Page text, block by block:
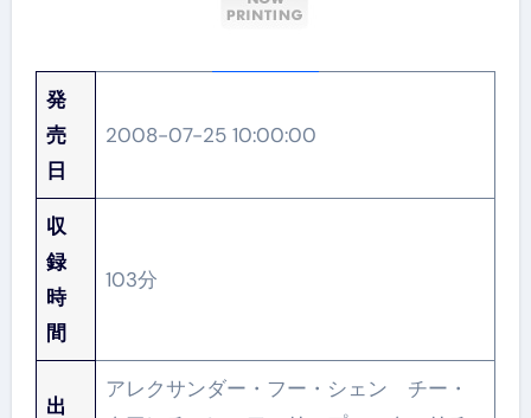
発
売
日
2008-07-25 10:00:00
収
録
時
間
103分
出
アレクサンダー・フー・シェン チー・